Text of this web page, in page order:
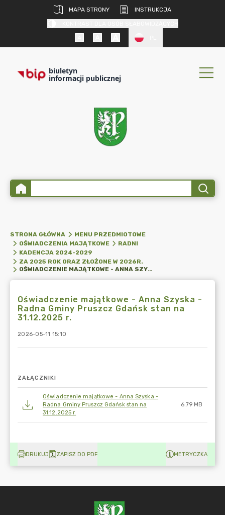
MAPA STRONY
INSTRUKCJA
biuletyn
informacji publicznej
STRONA GŁÓWNA
MENU PRZEDMIOTOWE
OŚWIADCZENIA MAJĄTKOWE
RADNI
KADENCJA 2024-2029
ZA 2025 ROK ORAZ ZŁOŻONE W 2026R.
OŚWIADCZENIE MAJĄTKOWE - ANNA SZYSKA - RADNA GMINY PRUSZCZ GDAŃSK STAN NA 31.12.2025 R.
Oświadczenie majątkowe - Anna Szyska -
Radna Gminy Pruszcz Gdańsk stan na
31.12.2025 r.
2026-05-11 15:10
ZAŁĄCZNIKI
Oświadczenie majątkowe - Anna Szyska -
Radna Gminy Pruszcz Gdańsk stan na
31.12.2025 r.
6.79 MB
DRUKUJ ZAPISZ DO PDF METRYCZKA